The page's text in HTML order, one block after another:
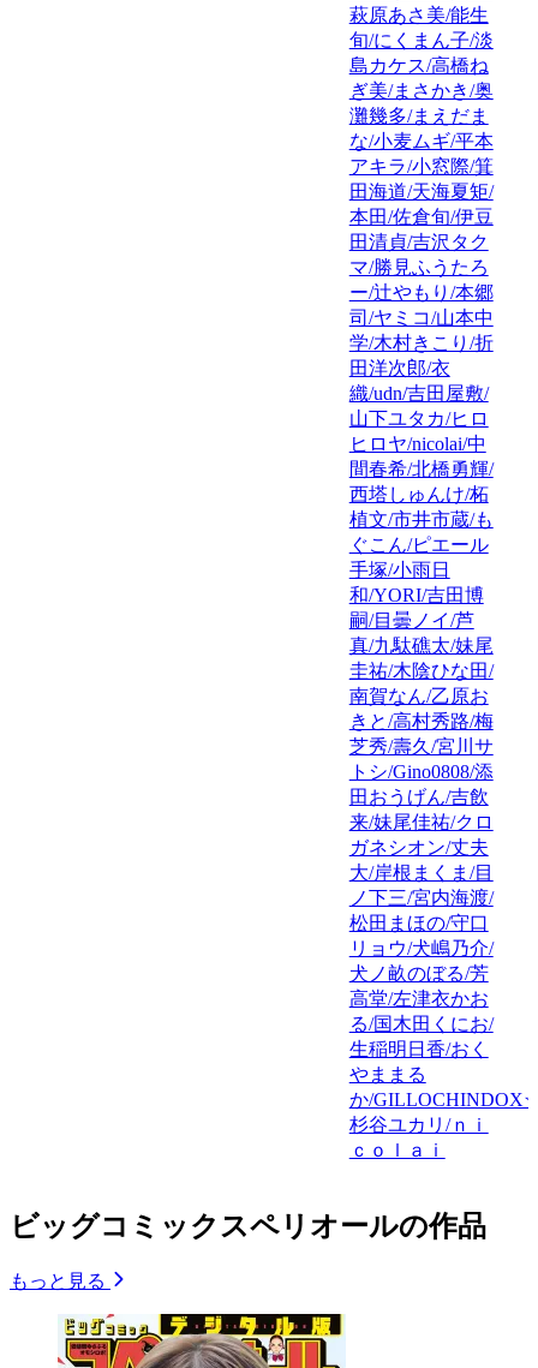
萩原あさ美/能生
旬/にくまん子/淡
島カケス/高橋ね
ぎ美/まさかき/奥
灘幾多/まえだま
な/小麦ムギ/平本
アキラ/小窓際/箕
田海道/天海夏矩/
本田/佐倉旬/伊豆
田清貞/吉沢タク
マ/勝見ふうたろ
ー/辻やもり/本郷
司/ヤミコ/山本中
学/木村きこり/折
田洋次郎/衣
織/udn/吉田屋敷/
山下ユタカ/ヒロ
ヒロヤ/nicolai/中
間春希/北橋勇輝/
西塔しゅんけ/柘
植文/市井市蔵/も
ぐこん/ピエール
手塚/小雨日
和/YORI/吉田博
嗣/目曇ノイ/芦
真/九駄礁太/妹尾
圭祐/木陰ひな田/
南賀なん/乙原お
きと/高村秀路/梅
芝秀/壽久/宮川サ
トシ/Gino0808/添
田おうげん/吉飲
来/妹尾佳祐/クロ
ガネシオン/丈夫
大/岸根まくま/目
ノ下三/宮内海渡/
松田まほの/守口
リョウ/犬嶋乃介/
犬ノ畝のぼる/芳
高堂/左津衣かお
る/国木田くにお/
生稲明日香/おく
やままる
か/
杉谷ユカリ/ｎｉ
ｃｏｌａｉ
ビッグコミックスペリオールの作品
もっと見る